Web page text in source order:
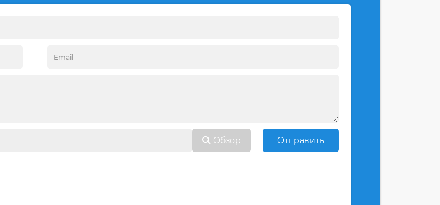
Обзор Отправить